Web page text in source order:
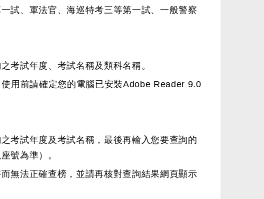
試、軍法官、海巡特考三等第一試、一般警察
考試年度、考試名稱及類科名稱。
用前請確定您的電腦已安裝Adobe Reader 9.0
考試年度及考試名稱，最後再輸入您要查詢的
號為準）。
無法正確查榜，並請再核對查詢結果網頁顯示